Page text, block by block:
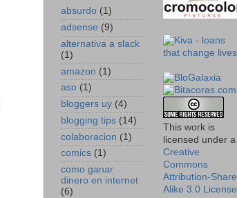
absurdo (1)
adsense (9)
alternativa a slack
(1)
amazon (1)
aso (1)
bloggers uy (4)
blogging tips (14)
colaboracion (1)
comics (1)
como ganar
dinero en internet
(6)
This work is
licensed under a
Creative
Commons
Attribution-Share
Alike 3.0 License